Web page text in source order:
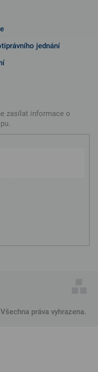
jednání
zasílat informace o
práva vyhrazena.